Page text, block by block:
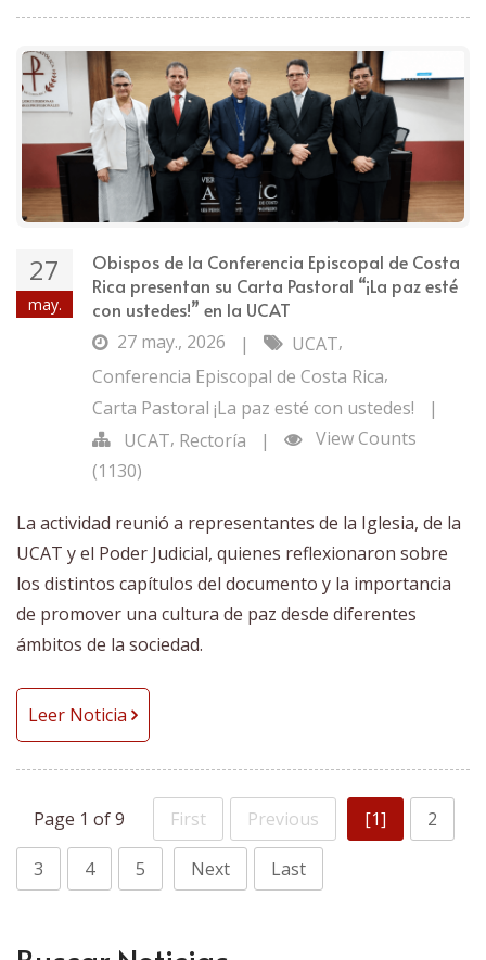
27
may.
Obispos de la Conferencia Episcopal de Costa
Rica presentan su Carta Pastoral “¡La paz esté
con ustedes!” en la UCAT
27 may., 2026
| UCAT,
Conferencia Episcopal de Costa Rica,
Carta Pastoral ¡La paz esté con ustedes!
|
UCAT, Rectoría |
View Counts
(1130)
La actividad reunió a representantes de la Iglesia, de la
UCAT y el Poder Judicial, quienes reflexionaron sobre
los distintos capítulos del documento y la importancia
de promover una cultura de paz desde diferentes
ámbitos de la sociedad.
Leer Noticia
Page 1 of 9 First Previous [1] 2
3 4 5 Next Last